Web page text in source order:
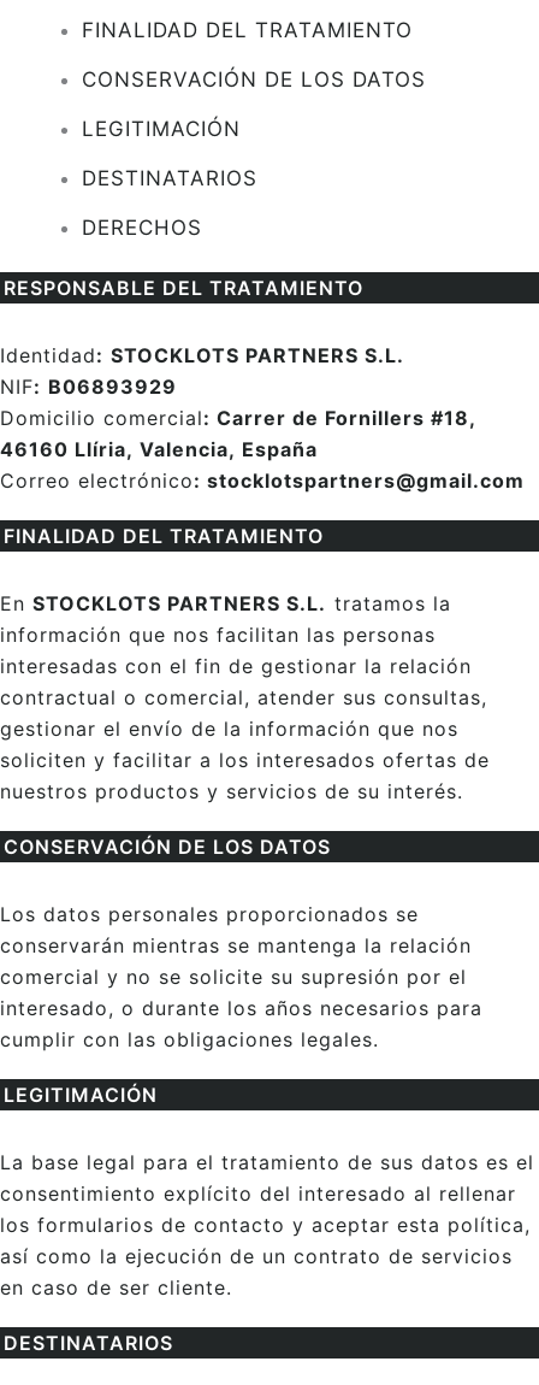
FINALIDAD DEL TRATAMIENTO
CONSERVACIÓN DE LOS DATOS
LEGITIMACIÓN
DESTINATARIOS
DERECHOS
RESPONSABLE DEL TRATAMIENTO
Identidad: STOCKLOTS PARTNERS S.L.
NIF: B06893929
Domicilio comercial: Carrer de Fornillers #18,
46160 Llíria, Valencia, España
Correo electrónico: stocklotspartners@gmail.com
FINALIDAD DEL TRATAMIENTO
En STOCKLOTS PARTNERS S.L. ⁣ tratamos la
información que nos facilitan las personas
interesadas con el fin de gestionar la relación
contractual o comercial, atender sus consultas,
gestionar el envío de la información que nos
soliciten y facilitar a los interesados ofertas de
nuestros productos y servicios de su interés.
CONSERVACIÓN DE LOS DATOS
Los datos personales proporcionados se
conservarán mientras se mantenga la relación
comercial y no se solicite su supresión por el
interesado, o durante los años necesarios para
cumplir con las obligaciones legales.
LEGITIMACIÓN
La base legal para el tratamiento de sus datos es el
consentimiento explícito del interesado al rellenar
los formularios de contacto y aceptar esta política,
así como la ejecución de un contrato de servicios
en caso de ser cliente.
DESTINATARIOS